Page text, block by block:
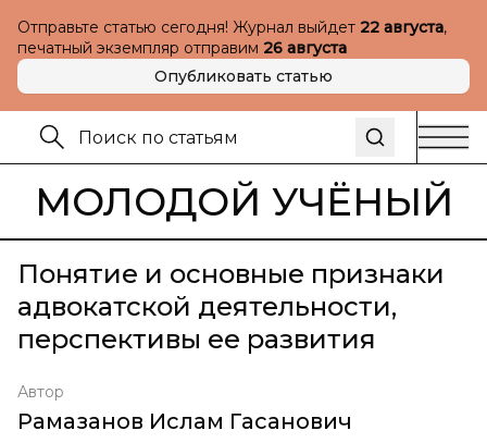
Отправьте статью сегодня! Журнал выйдет 22 августа,
печатный экземпляр отправим 26 августа
Опубликовать статью
МОЛОДОЙ УЧЁНЫЙ
Понятие и основные признаки
адвокатской деятельности,
перспективы ее развития
Автор
Рамазанов Ислам Гасанович